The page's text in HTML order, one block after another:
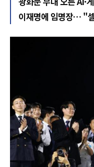
이재명에 임명장… "